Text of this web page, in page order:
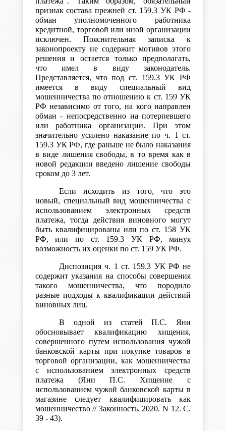
признак состава прежней ст. 159.3 УК РФ -
обман уполномоченного работника
кредитной, торговой или иной организации
исключен. Пояснительная записка к
законопроекту не содержит мотивов этого
решения и остается только предполагать,
что имел в виду законодатель.
Представляется, что под ст. 159.3 УК РФ
имеется в виду специальный вид
мошенничества по отношению к ст. 159 УК
РФ независимо от того, на кого направлен
обман - непосредственно на потерпевшего
или работника организации. При этом
значительно усилено наказание по ч. 1 ст.
159.3 УК РФ, где раньше не было наказания
в виде лишения свободы, в то время как в
новой редакции введено лишение свободы
сроком до 3 лет.
Если исходить из того, что это
новый, специальный вид мошенничества с
использованием электронных средств
платежа, тогда действия виновного могут
быть квалифицированы или по ст. 158 УК
РФ, или по ст. 159.3 УК РФ, минуя
возможность их оценки по ст. 159 УК РФ.
Диспозиция ч. 1 ст. 159.3 УК РФ не
содержит указания на способы совершения
такого мошенничества, что породило
разные подходы к квалификации действий
виновных лиц.
В одной из статей П.С. Яни
обосновывает квалификацию хищения,
совершенного путем использования чужой
банковской карты при покупке товаров в
торговой организации, как мошенничества
с использованием электронных средств
платежа (Яни П.С. Хищение с
использованием чужой банковской карты в
магазине следует квалифицировать как
мошенничество // Законность. 2020. N 12. С.
39 - 43).